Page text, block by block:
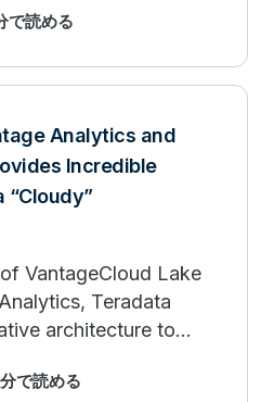
Teradata
で読める
Analytics and
Incredible
“Cloudy”
VantageCloud Lake
Teradata
architecture to
Vantage is well
で読める